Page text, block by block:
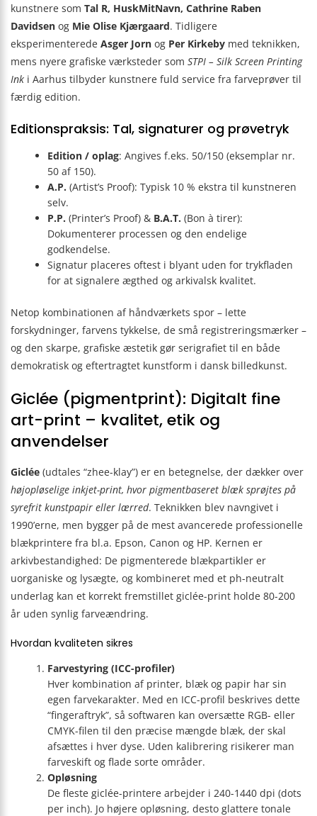
kunstnere som Tal R, HuskMitNavn, Cathrine Raben
Davidsen og Mie Olise Kjærgaard. Tidligere
eksperimenterede Asger Jorn og Per Kirkeby med teknikken,
mens nyere grafiske værksteder som STPI – Silk Screen Printing
Ink i Aarhus tilbyder kunstnere fuld service fra farveprøver til
færdig edition.
Editionspraksis: Tal, signaturer og prøvetryk
Edition / oplag: Angives f.eks. 50/150 (eksemplar nr.
50 af 150).
A.P. (Artist’s Proof): Typisk 10 % ekstra til kunstneren
selv.
P.P. (Printer’s Proof) & B.A.T. (Bon à tirer):
Dokumenterer processen og den endelige
godkendelse.
Signatur placeres oftest i blyant uden for trykfladen
for at signalere ægthed og arkivalsk kvalitet.
Netop kombinationen af håndværkets spor – lette
forskydninger, farvens tykkelse, de små registreringsmærker –
og den skarpe, grafiske æstetik gør serigrafiet til en både
demokratisk og eftertragtet kunstform i dansk billedkunst.
Giclée (pigmentprint): Digitalt fine
art-print – kvalitet, etik og
anvendelser
Giclée (udtales “zhee-klay”) er en betegnelse, der dækker over
højopløselige inkjet-print, hvor pigmentbaseret blæk sprøjtes på
syrefrit kunstpapir eller lærred. Teknikken blev navngivet i
1990’erne, men bygger på de mest avancerede professionelle
blækprintere fra bl.a. Epson, Canon og HP. Kernen er
arkivbestandighed: De pigmenterede blækpartikler er
uorganiske og lysægte, og kombineret med et ph-neutralt
underlag kan et korrekt fremstillet giclée-print holde 80-200
år uden synlig farveændring.
Hvordan kvaliteten sikres
Farvestyring (ICC-profiler)
Hver kombination af printer, blæk og papir har sin
egen farvekarakter. Med en ICC-profil beskrives dette
“fingeraftryk”, så softwaren kan oversætte RGB- eller
CMYK-filen til den præcise mængde blæk, der skal
afsættes i hver dyse. Uden kalibrering risikerer man
farveskift og flade sorte områder.
Opløsning
De fleste giclée-printere arbejder i 240-1440 dpi (dots
per inch). Jo højere opløsning, desto glattere tonale